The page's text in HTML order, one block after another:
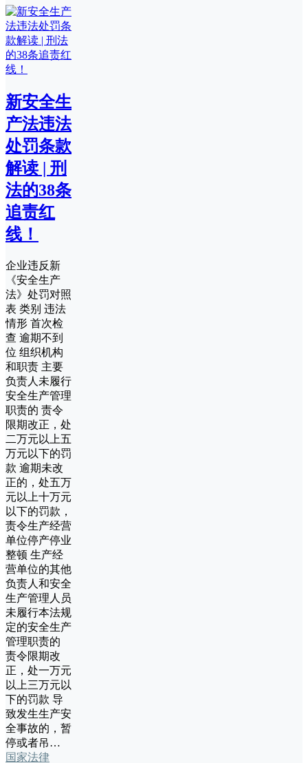
新安全生
产法违法
处罚条款
解读 | 刑
法的38条
追责红
线！
企业违反新
《安全生产
法》处罚对照
表 类别 违法
情形 首次检
查 逾期不到
位 组织机构
和职责 主要
负责人未履行
安全生产管理
职责的 责令
限期改正，处
二万元以上五
万元以下的罚
款 逾期未改
正的，处五万
元以上十万元
以下的罚款，
责令生产经营
单位停产停业
整顿 生产经
营单位的其他
负责人和安全
生产管理人员
未履行本法规
定的安全生产
管理职责的
责令限期改
正，处一万元
以上三万元以
下的罚款 导
致发生生产安
全事故的，暂
停或者吊…
国家法律